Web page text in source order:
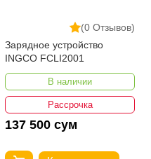
(0 Отзывов)
Зарядное устройство
INGCO FCLI2001
В наличии
Рассрочка
137 500 сум